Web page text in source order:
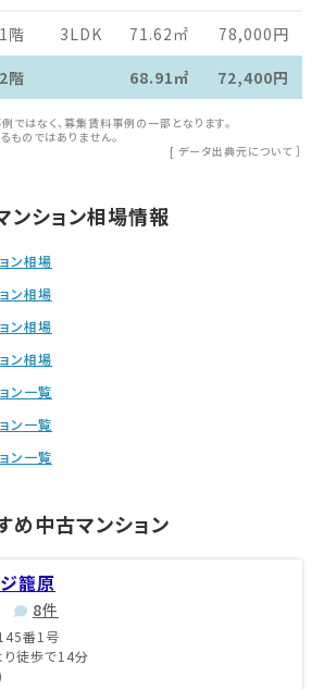
1階 3LDK 71.62 ㎡ 78,000円
2階 68.91㎡ 72,400円
はなく、募集賃料事例の一部となります。
のではありません。
[ データ出典元について ］
ンション相場情報
ン相場
ン相場
ン相場
ン相場
ン一覧
ン一覧
ン一覧
め中古マンション
籠原
8件
番1号
り徒歩で14分